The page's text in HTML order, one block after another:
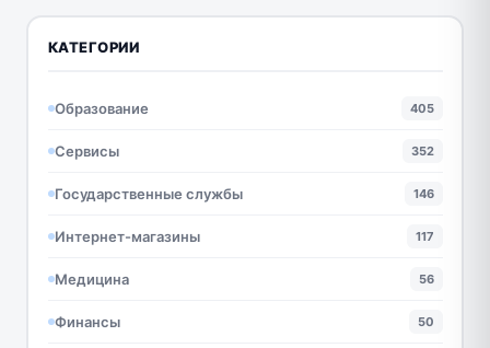
КАТЕГОРИИ
Образование 405
Сервисы 352
Государственные службы 146
Интернет-магазины 117
Медицина 56
Финансы 50